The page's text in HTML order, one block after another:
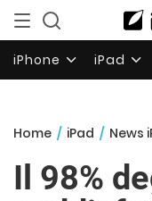
iPhone iPad
Home / iPad / News
Il 98%